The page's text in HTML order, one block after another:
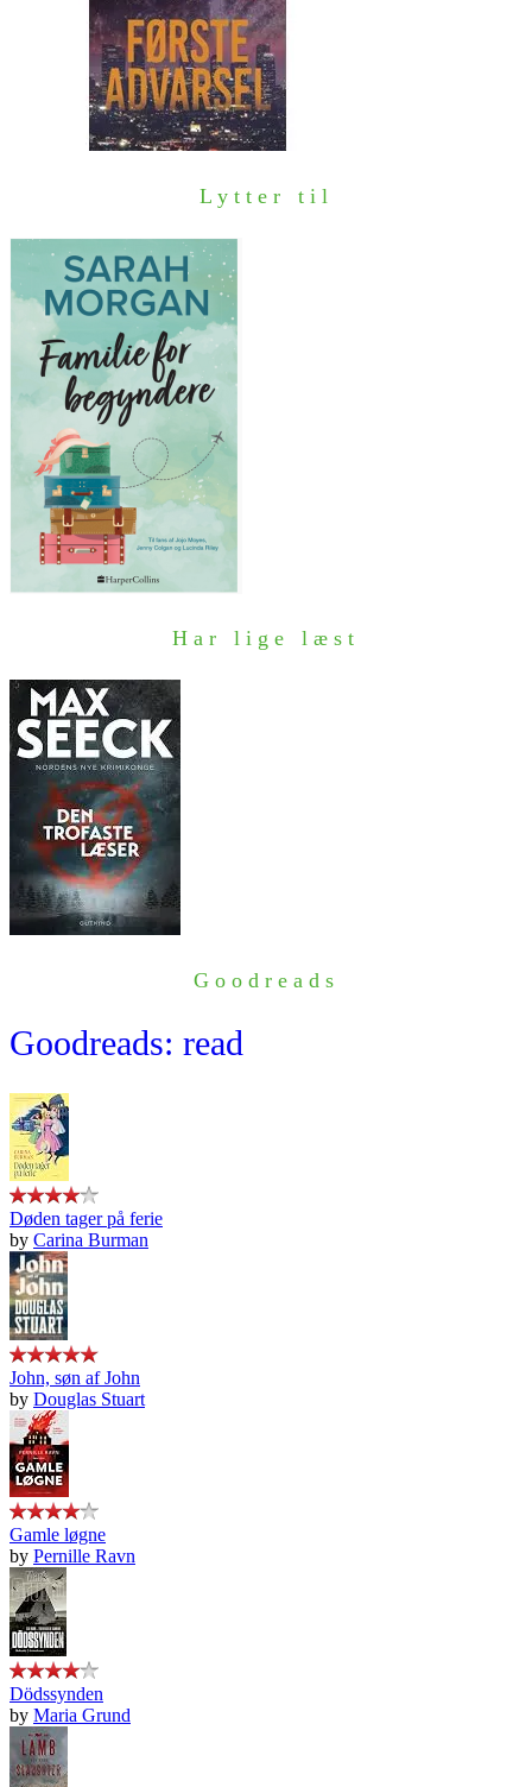
Lytter til
Har lige læst
Goodreads
Goodreads: read
Døden tager på ferie
by Carina Burman
John, søn af John
by Douglas Stuart
Gamle løgne
by Pernille Ravn
Dödssynden
by Maria Grund